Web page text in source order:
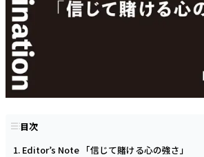
目次
Editor’s Note 「信じて賭ける心の強さ」